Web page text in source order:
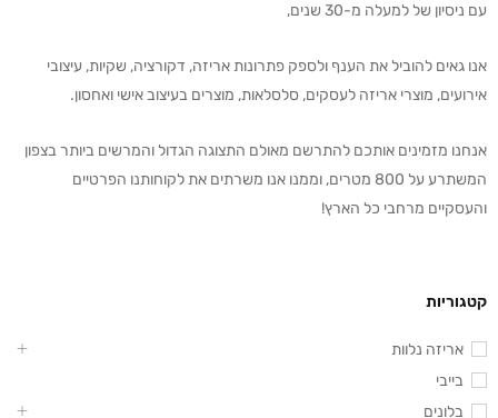
עם ניסיון של למעלה מ-30 שנים,
אנו גאים להוביל את הענף ולספק פתרונות אריזה, דקורציה, שקיות, עיצובי
אירועים, מוצרי אריזה לעסקים, סלסלאות, מוצרים בעיצוב אישי ואחסון.
אנחנו מזמינים אותכם להתרשם מאולם התצוגה הגדול והמרשים ביותר בצפון
המשתרע על 800 מטרים, וממנו אנו משרתים את לקוחותנו הפרטיים
והעסקיים מרחבי כל הארץ!
קטגוריות
אריזה נלוות
בייבי
בלונים